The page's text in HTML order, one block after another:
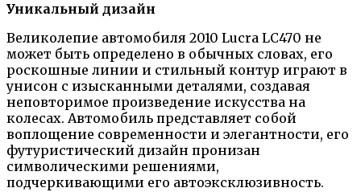
Уникальный дизайн
Великолепие автомобиля 2010 Lucra LC470 не
может быть определено в обычных словах, его
роскошные линии и стильный контур играют в
унисон с изысканными деталями, создавая
неповторимое произведение искусства на
колесах. Автомобиль представляет собой
воплощение современности и элегантности, его
футуристический дизайн пронизан
символическими решениями,
подчеркивающими его автоэксклюзивность.